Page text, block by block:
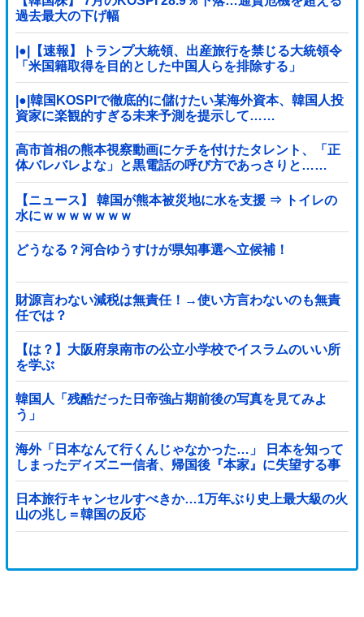
過去最大の下げ幅
|●|【速報】トランプ大統領、出産旅行を禁じる大統領令
「米国籍取得を目的とした中国人らを排除する」
|●|韓国KOSPIで徹底的に儲けたい某海外資本、韓国人投
資家に楽観的すぎる未来予測を提示して……
高市首相の熊本視察動画にケチを付けたタレント、「正
体バレバレよな」と黒電話の呼び方であっさりと……
【ニュース】 韓国が熊本被災地に水を支援 ⇒ トイレの
水にｗｗｗｗｗｗｗ
どうなる？河合ゆうすけが県知事選へ立候補！
財源言わない減税は無責任！→使い方言わないのも無責
任では？
【は？】大阪府泉南市の公立小学校でイスラムのいい所
を学ぶ
韓国人「残酷だった日帝強占期前後の写真を見てみよ
う」
海外「日本なんて行くんじゃなかった…」 日本を知って
しまったディズニー信者、帰国後『本家』に失望する事
態に
日本旅行キャンセルすべきか…1万年ぶり史上最大級の火
山の兆し＝韓国の反応